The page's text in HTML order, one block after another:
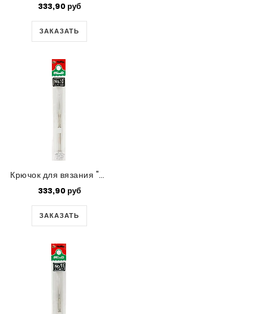
333,90 руб
ЗАКАЗАТЬ
Крючок для вязания "Mind" Tulip,0.75 мм
333,90 руб
ЗАКАЗАТЬ